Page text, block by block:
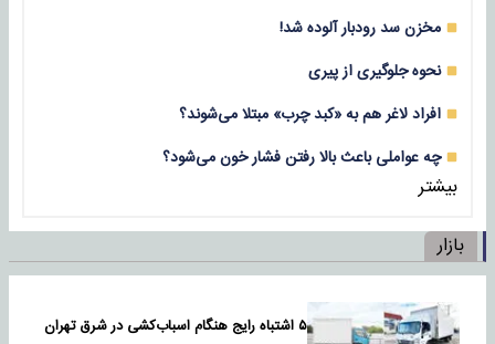
مخزن سد رودبار آلوده شد!
نحوه جلوگیری از پیری
افراد لاغر هم به «کبد چرب» مبتلا می‌شوند؟
چه عواملی باعث بالا رفتن فشار خون می‌شود؟
بیشتر
بازار
۵ اشتباه رایج هنگام اسباب‌کشی در شرق تهران